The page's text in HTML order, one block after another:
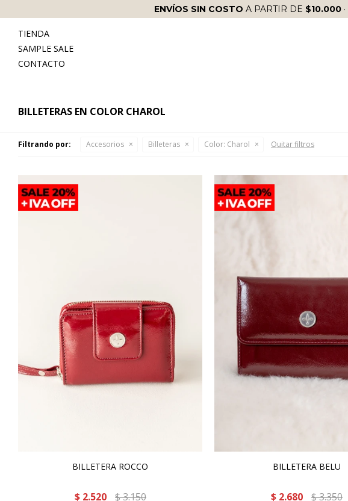
ENVÍOS SIN COSTO A PARTIR DE $10.000·
TIENDA
SAMPLE SALE
CONTACTO
BILLETERAS EN COLOR CHAROL
Filtrando por: Accesorios Billeteras Color: Charol Quitar filtros
BILLETERA ROCCO
$ 2.520 $3.150
BILLETERA BELU
$ 2.680 $3.350